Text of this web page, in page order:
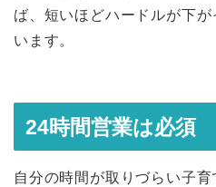
ば、短いほどハードルが下
います。
24時間営業は必須
自分の時間が取りづらい子